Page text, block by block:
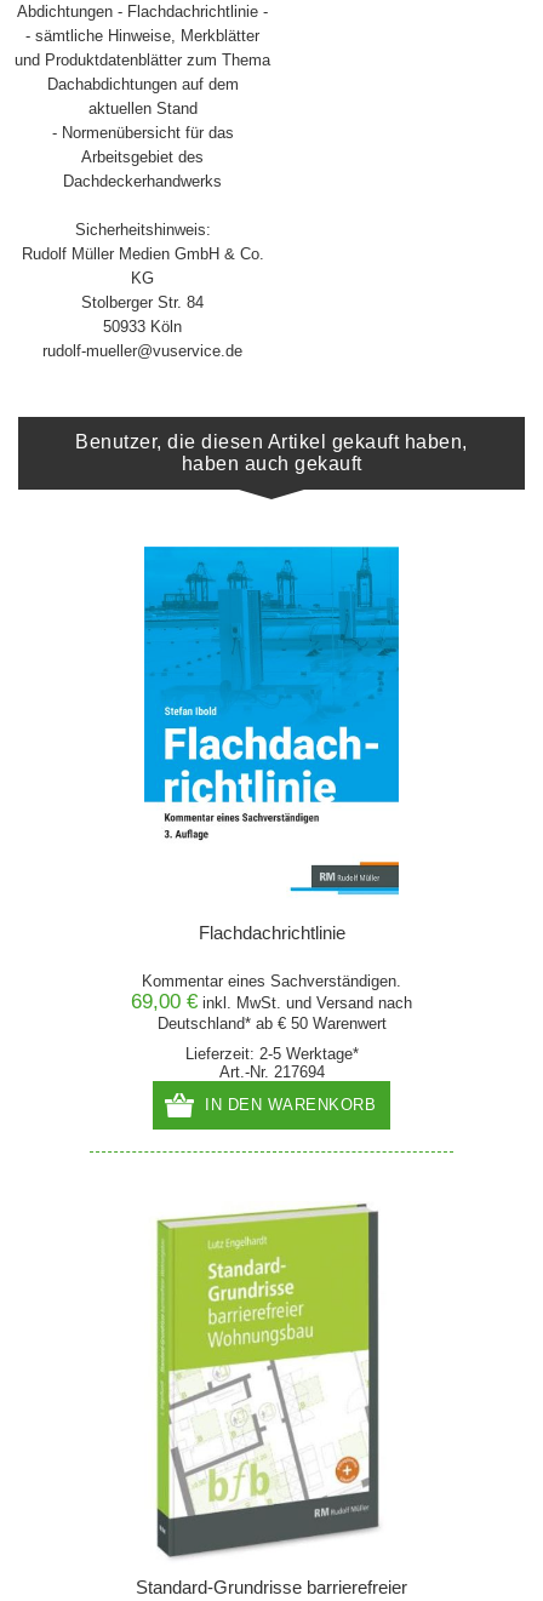
Abdichtungen - Flachdachrichtlinie -
- sämtliche Hinweise, Merkblätter
und Produktdatenblätter zum Thema
Dachabdichtungen auf dem
aktuellen Stand
- Normenübersicht für das
Arbeitsgebiet des
Dachdeckerhandwerks
Sicherheitshinweis:
Rudolf Müller Medien GmbH & Co.
KG
Stolberger Str. 84
50933 Köln
rudolf-mueller@vuservice.de
Benutzer, die diesen Artikel gekauft haben,
haben auch gekauft
Flachdachrichtlinie
Kommentar eines Sachverständigen.
69,00 € inkl. MwSt. und Versand nach
Deutschland* ab € 50 Warenwert
Lieferzeit: 2-5 Werktage*
Art.-Nr. 217694
IN DEN WARENKORB
Standard-Grundrisse barrierefreier